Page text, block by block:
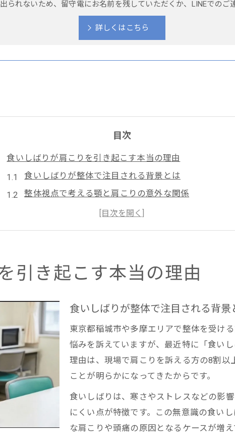
られないため、留守電にお名前を残していただくか、LINEでのご
詳しくはこちら
目次
食いしばりが肩こりを引き起こす本当の理由
食いしばりが整体で注目される背景とは
整体視点で考える顎と肩こりの意外な関係
東京都稲城市多摩の整体現場で実感する食いしばりの
冬に悪化する肩こりと食いしばりの連動性を整体で解
整体視点で探る稲城市多摩の肩こり対策
整体ならではの肩こり改善法を稲城市多摩で提案
稲城市多摩で整体が注目される肩こり対策の理由
整体で行う首・顎周辺のケアが肩こり緩和に効果的
整体で肩こりを根本から見直すポイントを紹介
もし肩こり改善を望むなら顎の緊張に注目
整体で顎まわりの緊張を見逃さない理由
肩こり改善には整体による顎ケアがポイント
無意識の食いしばりを整体でリセットする方法
引き起こす本当の理由
食いしばりが整体で注目される背景
東京都稲城市や多摩エリアで整体を受け
悩みを訴えていますが、最近特に「食い
理由は、現場で肩こりを訴える方の8割
ことが明らかになってきたからです。
食いしばりは、寒さやストレスなどの影
にくい点が特徴です。この無意識の食い
な肩こりや頭痛の原因となるケースが増